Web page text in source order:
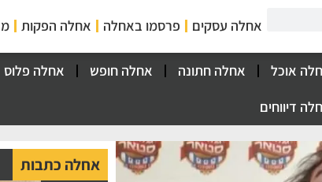
אחלה עסקים פרסמו באחלה אחלה הפקות
אוכל אחלה חתונה אחלה חופש אחלה פלוס
דיווחים
אחלה כתבות